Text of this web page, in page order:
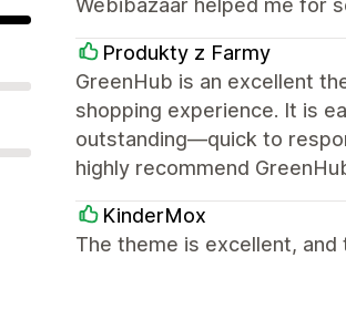
Produkty z Farmy
GreenHub is an excellent
shopping experience. It is
outstanding—quick to
highly recommend
KinderMox
The theme is excellent,